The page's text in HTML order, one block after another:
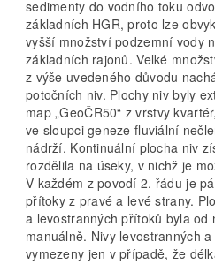
sedimenty do vodního toku
základních HGR, proto lze
vyšší množství podzemní vody
základních rajonů. Velké
z výše uvedeného důvodu
potočních niv. Plochy niv byly
map „GeoČR50“ z vrstvy
ve sloupci geneze fluviální
nádrží. Kontinuální plocha niv
rozdělila na úseky, v nichž je
V každém z povodí 2. řádu je
přítoky z pravé a levé strany.
a levostranných přítoků byla
manuálně. Nivy levostranných
vymezeny jen v případě, že